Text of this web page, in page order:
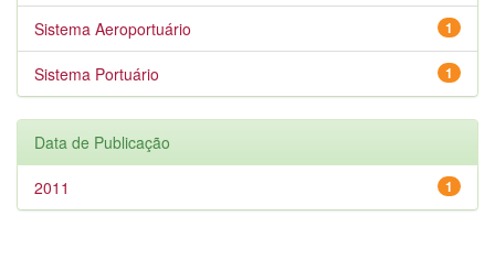
1
Sistema Aeroportuário
1
Sistema Portuário
Data de Publicação
1
2011